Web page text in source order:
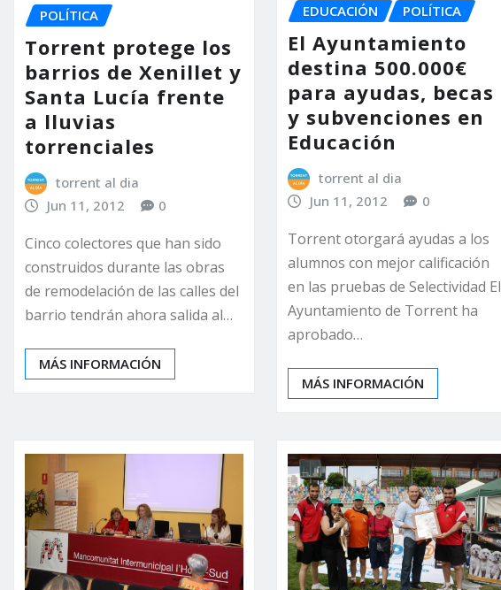
POLÍTICA
Torrent protege los
barrios de Xenillet y
Santa Lucía frente
a lluvias
torrent al dia
Jun 11, 2012
0
Cinco colectores que han sido
construidos durante las obras
de remodelación de las calles del
barrio tendrán ahora salida al…
MÁS INFORMACIÓN
EDUCACIÓN POLÍTICA
El Ayuntamiento
destina 500.000€
para ayudas, becas
y subvenciones en
Educación
torrent al dia
Jun 11, 2012
0
Torrent otorgará ayudas a los
alumnos con mejor calificación
en las pruebas de Selectividad El
Ayuntamiento de Torrent ha
aprobado…
MÁS INFORMACIÓN